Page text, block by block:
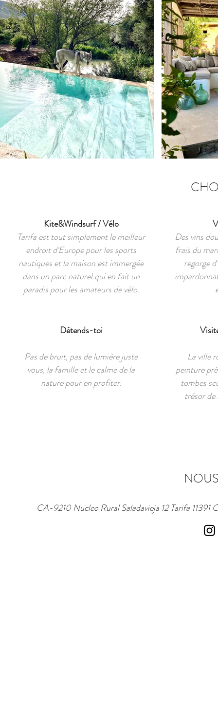
Kite&Windsurf / Vélo
Tarifa est tout simplement le meilleur
endroit d'Europe pour les sports
nautiques et la maison est immergée
dans un parc naturel qui en fait un
paradis pour les amateurs de vélo.
Des vins
frais du
regorge
Détends-toi
Pas de bruit, pas de lumière juste
vous, la famille et le calme de la
nature pour en profiter.
La ville
peinture
tombes
trésor de
CA-9210 Nucleo Rural Saladavieja 12 Tarifa 11391